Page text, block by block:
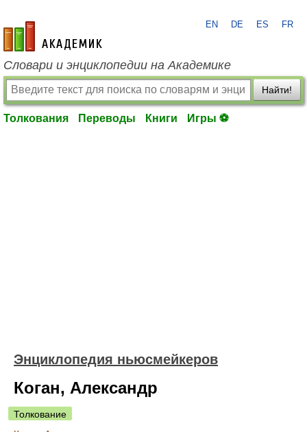
academic.ru
EN DE ES FR
Словари и энциклопедии на Академике
Найти!
Толкования Переводы Книги Игры ⚽
Энциклопедия ньюсмейкеров
Коган, Александр
Толкование